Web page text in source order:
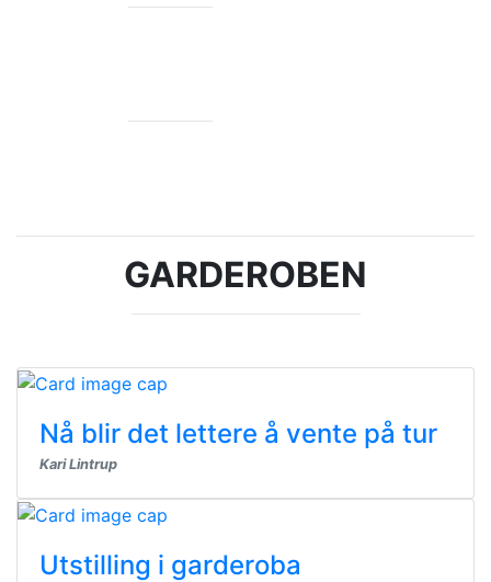
GARDEROBEN
Nå blir det lettere å vente på tur
Kari Lintrup
Utstilling i garderoba